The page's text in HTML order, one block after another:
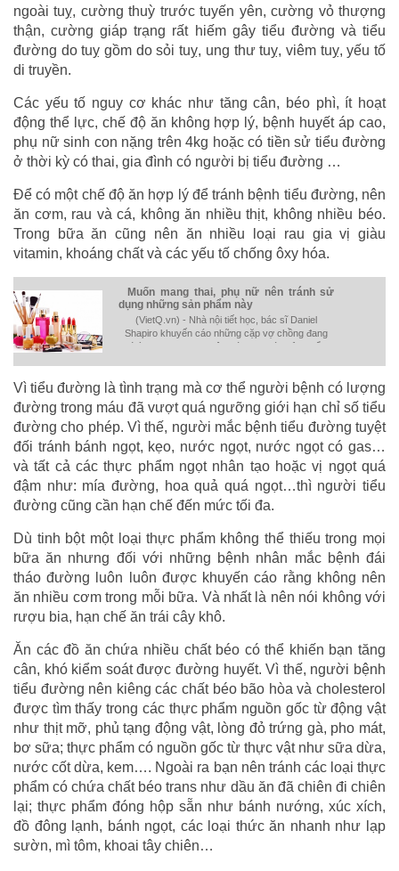
ngoài tuỵ, cường thuỳ trước tuyến yên, cường vỏ thượng
thận, cường giáp trạng rất hiếm gây tiểu đường và tiểu
đường do tuỵ gồm do sỏi tuỵ, ung thư tuỵ, viêm tuỵ, yếu tố
di truyền.
Các yếu tố nguy cơ khác như tăng cân, béo phì, ít hoạt
động thể lực, chế độ ăn không hợp lý, bệnh huyết áp cao,
phụ nữ sinh con nặng trên 4kg hoặc có tiền sử tiểu đường
ở thời kỳ có thai, gia đình có người bị tiểu đường …
Để có một chế độ ăn hợp lý để tránh bệnh tiểu đường, nên
ăn cơm, rau và cá, không ăn nhiều thịt, không nhiều béo.
Trong bữa ăn cũng nên ăn nhiều loại rau gia vị giàu
vitamin, khoáng chất và các yếu tố chống ôxy hóa.
Muốn mang thai, phụ nữ nên tránh sử
dụng những sản phẩm này
(VietQ.vn) - Nhà nội tiết học, bác sĩ Daniel
Shapiro khuyến cáo những cặp vợ chồng đang
có ý định mang thai nên tránh xa các sản phẩm
Vì tiểu đường là tình trạng mà cơ thể người bệnh có lượng
đường trong máu đã vượt quá ngưỡng giới hạn chỉ số tiểu
đường cho phép. Vì thế, người mắc bệnh tiểu đường tuyệt
đối tránh bánh ngọt, kẹo, nước ngọt, nước ngọt có gas…
và tất cả các thực phẩm ngọt nhân tạo hoặc vị ngọt quá
đậm như: mía đường, hoa quả quá ngọt…thì người tiểu
đường cũng cần hạn chế đến mức tối đa.
Dù tinh bột một loại thực phẩm không thể thiếu trong mọi
bữa ăn nhưng đối với những bệnh nhân mắc bệnh đái
tháo đường luôn luôn được khuyến cáo rằng không nên
ăn nhiều cơm trong mỗi bữa. Và nhất là nên nói không với
rượu bia, hạn chế ăn trái cây khô.
Ăn các đồ ăn chứa nhiều chất béo có thể khiến bạn tăng
cân, khó kiểm soát được đường huyết. Vì thế, người bệnh
tiểu đường nên kiêng các chất béo bão hòa và cholesterol
được tìm thấy trong các thực phẩm nguồn gốc từ động vật
như thịt mỡ, phủ tạng động vật, lòng đỏ trứng gà, pho mát,
bơ sữa; thực phẩm có nguồn gốc từ thực vật như sữa dừa,
nước cốt dừa, kem…. Ngoài ra bạn nên tránh các loại thực
phẩm có chứa chất béo trans như dầu ăn đã chiên đi chiên
lại; thực phẩm đóng hộp sẵn như bánh nướng, xúc xích,
đồ đông lạnh, bánh ngọt, các loại thức ăn nhanh như lạp
sườn, mì tôm, khoai tây chiên…